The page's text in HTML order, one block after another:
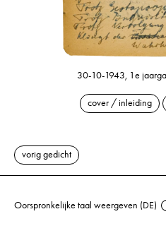
30-10-1943, 1e
cover / inleiding
vorig gedicht
Oorspronkelijke taal weergeven (DE)